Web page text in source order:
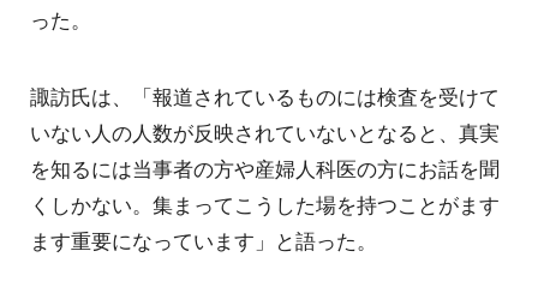
った。
諏訪氏は、「報道されているものには検査を受けて
いない人の人数が反映されていないとなると、真実
を知るには当事者の方や産婦人科医の方にお話を聞
くしかない。集まってこうした場を持つことがます
ます重要になっています」と語った。